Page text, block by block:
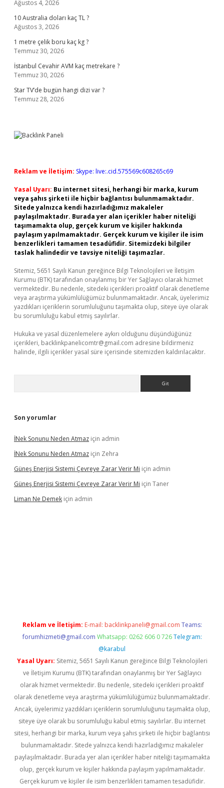
Ağustos 4, 2026
10 Australia doları kaç TL ?
Ağustos 3, 2026
1 metre çelik boru kaç kg ?
Temmuz 30, 2026
İstanbul Cevahir AVM kaç metrekare ?
Temmuz 30, 2026
Star TV’de bugün hangi dizi var ?
Temmuz 28, 2026
Reklam ve İletişim: Skype: live:.cid.575569c608265c69
Yasal Uyarı: Bu internet sitesi, herhangi bir marka, kurum
veya şahıs şirketi ile hiçbir bağlantısı bulunmamaktadır.
Sitede yalnızca kendi hazırladığımız makaleler
paylaşılmaktadır. Burada yer alan içerikler haber niteliği
taşımamakta olup, gerçek kurum ve kişiler hakkında
paylaşım yapılmamaktadır. Gerçek kurum ve kişiler ile isim
benzerlikleri tamamen tesadüfidir. Sitemizdeki bilgiler
taslak halindedir ve tavsiye niteliği taşımazlar.
Sitemiz, 5651 Sayılı Kanun gereğince Bilgi Teknolojileri ve İletişim
Kurumu (BTK) tarafından onaylanmış bir Yer Sağlayıcı olarak hizmet
vermektedir. Bu nedenle, sitedeki içerikleri proaktif olarak denetleme
veya araştırma yükümlülüğümüz bulunmamaktadır. Ancak, üyelerimiz
yazdıkları içeriklerin sorumluluğunu taşımakta olup, siteye üye olarak
bu sorumluluğu kabul etmiş sayılırlar.
Hukuka ve yasal düzenlemelere aykırı olduğunu düşündüğünüz
içerikleri, backlinkpanelicomtr@gmail.com adresine bildirmeniz
halinde, ilgili içerikler yasal süre içerisinde sitemizden kaldırılacaktır.
Son yorumlar
İNek Sonunu Neden Atmaz için admin
İNek Sonunu Neden Atmaz için Zehra
Güneş Enerjisi Sistemi Çevreye Zarar Verir Mi için admin
Güneş Enerjisi Sistemi Çevreye Zarar Verir Mi için Taner
Liman Ne Demek için admin
Reklam ve İletişim: E-mail: backlinkpaneli@gmail.com Teams:
forumhizmeti@gmail.com Whatsapp: 0262 606 0 726 Telegram:
@karabul
Yasal Uyarı: Sitemiz, 5651 Sayılı Kanun gereğince Bilgi Teknolojileri
ve İletişim Kurumu (BTK) tarafından onaylanmış bir Yer Sağlayıcı
olarak hizmet vermektedir. Bu nedenle, sitedeki içerikleri proaktif
olarak denetleme veya araştırma yükümlülüğümüz bulunmamaktadır.
Ancak, üyelerimiz yazdıkları içeriklerin sorumluluğunu taşımakta olup,
siteye üye olarak bu sorumluluğu kabul etmiş sayılırlar. Bu internet
sitesi, herhangi bir marka, kurum veya şahıs şirketi ile hiçbir bağlantısı
bulunmamaktadır. Sitede yalnızca kendi hazırladığımız makaleler
paylaşılmaktadır. Burada yer alan içerikler haber niteliği taşımamakta
olup, gerçek kurum ve kişiler hakkında paylaşım yapılmamaktadır.
Gerçek kurum ve kişiler ile isim benzerlikleri tamamen tesadüfidir.